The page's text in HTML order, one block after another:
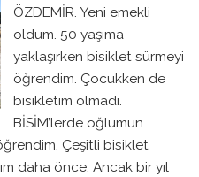
ÖZDEMİR. Yeni emekli
oldum. 50 yaşıma
yaklaşırken bisiklet sürmeyi
öğrendim. Çocukken de
bisikletim olmadı.
BİSİM’lerde oğlumun
Çeşitli bisiklet
daha önce. Ancak bir yıl